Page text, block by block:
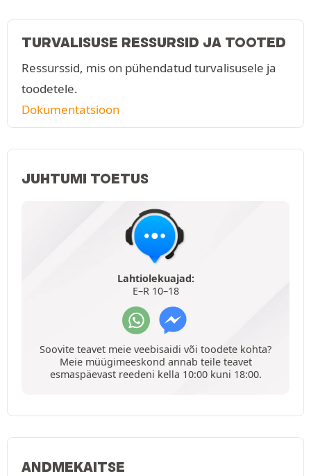
TURVALISUSE RESSURSID JA TOOTED
Ressurssid, mis on pühendatud turvalisusele ja
toodetele.
Dokumentatsioon
JUHTUMI TOETUS
Lahtiolekuajad:
E–R 10–18
Soovite teavet meie veebisaidi või toodete kohta?
Meie müügimeeskond annab teile teavet
esmaspäevast reedeni kella 10:00 kuni 18:00.
ANDMEKAITSE